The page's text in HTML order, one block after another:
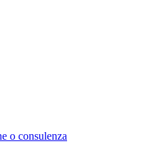
o consulenza